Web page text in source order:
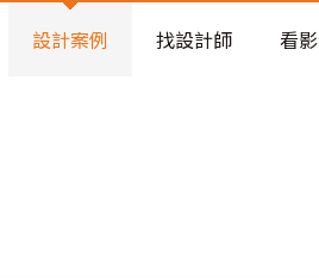
老屋預算分配與高
設計案例 找設計師 看